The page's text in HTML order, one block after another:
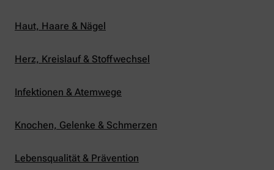
Haut, Haare & Nägel
Herz, Kreislauf & Stoffwechsel
Infektionen & Atemwege
Knochen, Gelenke & Schmerzen
Lebensqualität & Prävention